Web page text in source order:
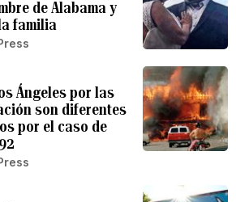
de Alabama y
familia
Ángeles por las
son diferentes
por el caso de